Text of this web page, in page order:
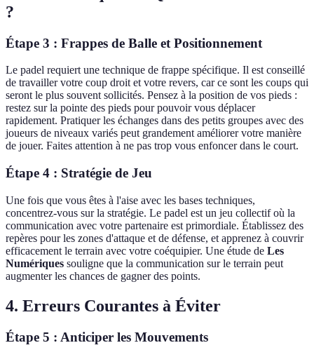
?
Étape 3 : Frappes de Balle et Positionnement
Le padel requiert une technique de frappe spécifique. Il est conseillé
de travailler votre coup droit et votre revers, car ce sont les coups qui
seront le plus souvent sollicités. Pensez à la position de vos pieds :
restez sur la pointe des pieds pour pouvoir vous déplacer
rapidement. Pratiquer les échanges dans des petits groupes avec des
joueurs de niveaux variés peut grandement améliorer votre manière
de jouer. Faites attention à ne pas trop vous enfoncer dans le court.
Étape 4 : Stratégie de Jeu
Une fois que vous êtes à l'aise avec les bases techniques,
concentrez-vous sur la stratégie. Le padel est un jeu collectif où la
communication avec votre partenaire est primordiale. Établissez des
repères pour les zones d'attaque et de défense, et apprenez à couvrir
efficacement le terrain avec votre coéquipier. Une étude de Les
Numériques souligne que la communication sur le terrain peut
augmenter les chances de gagner des points.
4. Erreurs Courantes à Éviter
Étape 5 : Anticiper les Mouvements